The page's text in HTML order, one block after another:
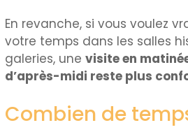
En revanche, si vous voulez
votre temps dans les salles
galeries, unevisite en
d’après-midi reste plus
Combien de